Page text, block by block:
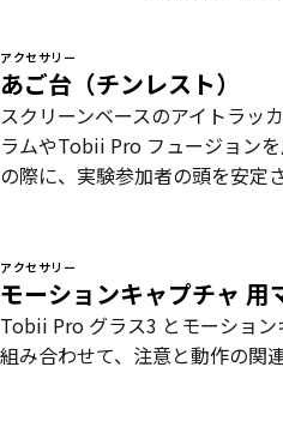
アクセサリー
あご台（チンレスト）
スクリーンベースのアイトラッ
ラムやTobii Pro フュージョン
の際に、実験参加者の頭を安定
アクセサリー
モーションキャプチャ 用
Tobii Pro グラス3 とモーション
組み合わせて、注意と動作の関